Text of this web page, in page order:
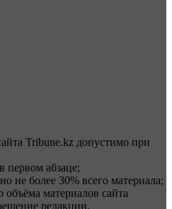
Tribune.kz допустимо при
первом абзаце;
не более 30% всего материала;
материалов сайта
редакции.